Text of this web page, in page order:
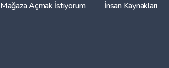
Mağaza Açmak İstiyorum
İnsan Kaynakları